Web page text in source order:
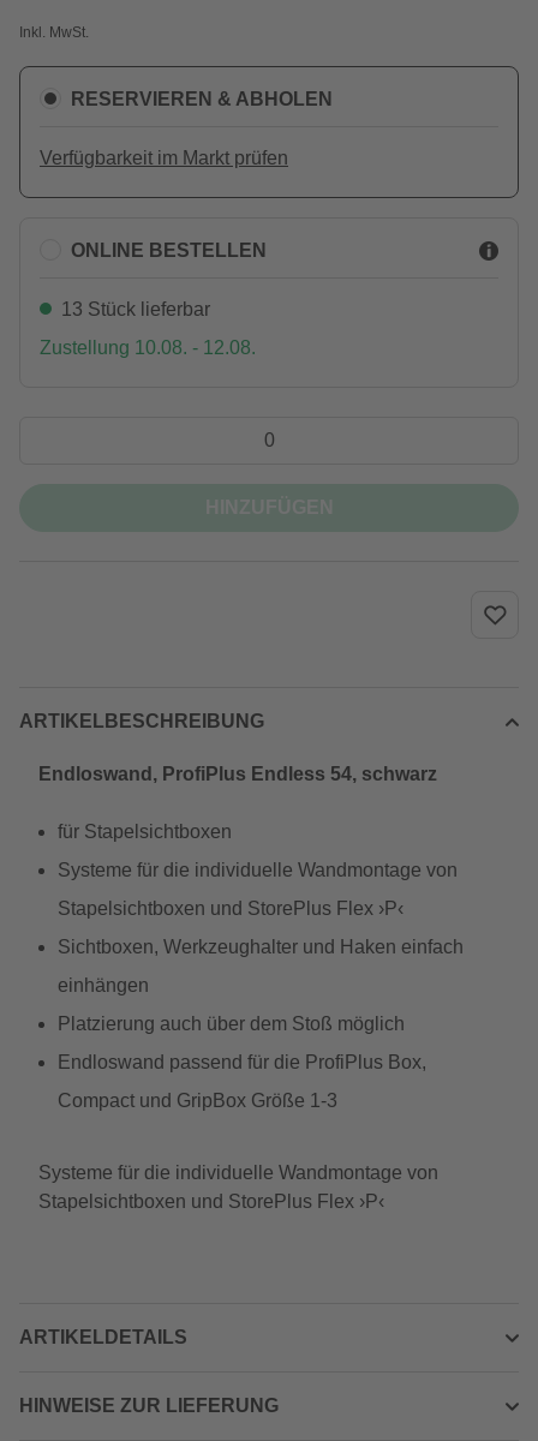
Inkl. MwSt.
RESERVIEREN & ABHOLEN
Verfügbarkeit im Markt prüfen
ONLINE BESTELLEN
13 Stück lieferbar
Zustellung 10.08. - 12.08.
ARTIKELBESCHREIBUNG
Endloswand, ProfiPlus Endless 54, schwarz
für Stapelsichtboxen
Systeme für die individuelle Wandmontage von
Stapelsichtboxen und StorePlus Flex ›P‹
Sichtboxen, Werkzeughalter und Haken einfach
einhängen
Platzierung auch über dem Stoß möglich
Endloswand passend für die ProfiPlus Box,
Compact und GripBox Größe 1-3
Systeme für die individuelle Wandmontage von
Stapelsichtboxen und StorePlus Flex ›P‹
ARTIKELDETAILS
HINWEISE ZUR LIEFERUNG